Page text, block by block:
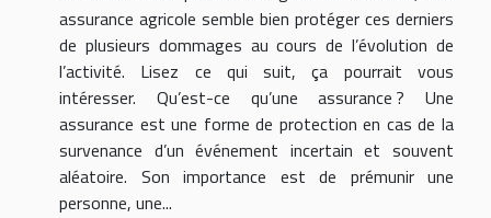
assurance agricole semble bien protéger ces derniers
de plusieurs dommages au cours de l’évolution de
l’activité. Lisez ce qui suit, ça pourrait vous
intéresser. Qu’est-ce qu’une assurance ? Une
assurance est une forme de protection en cas de la
survenance d’un événement incertain et souvent
aléatoire. Son importance est de prémunir une
personne, une...